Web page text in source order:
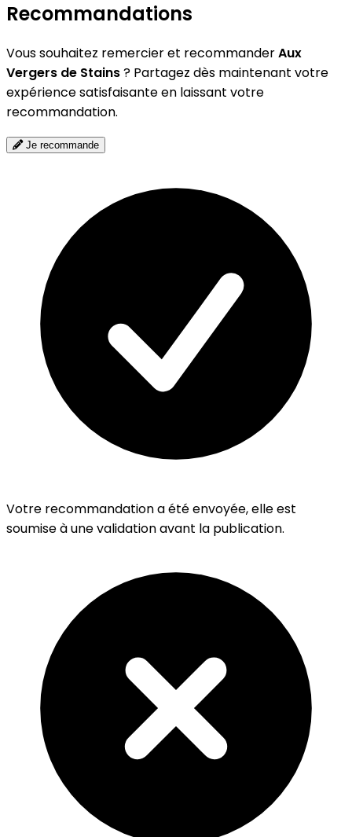
Recommandations
Vous souhaitez remercier et recommanderAux
Vergers de Stains? Partagez dès maintenant votre
expérience satisfaisante en laissant votre
recommandation.
Je recommande
Votre recommandation a été envoyée, elle est
soumise à une validation avant la publication.